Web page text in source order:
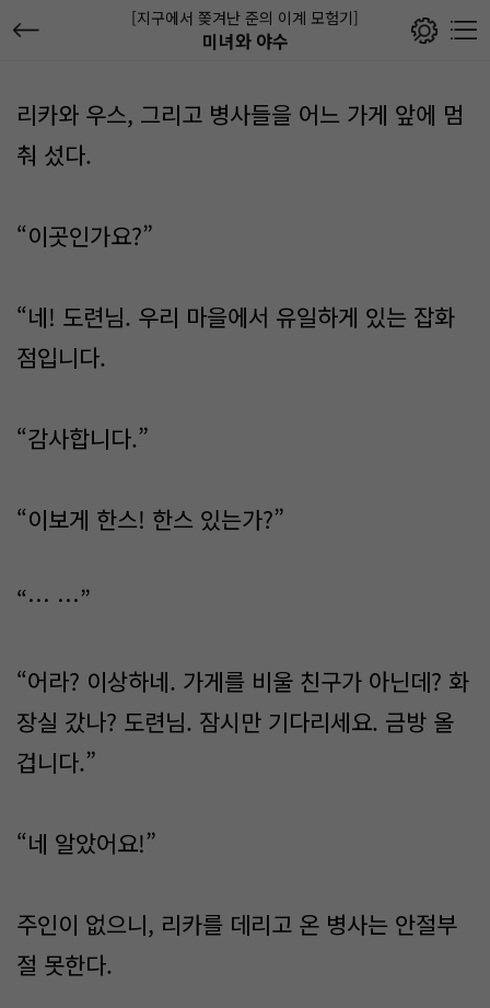
[지구에서 쫒겨난 준의 이계 모험기]
미녀와 야수
리카와 우스, 그리고 병사들을 어느 가게 앞에 멈
춰 섰다.
“이곳인가요?”
“네! 도련님. 우리 마을에서 유일하게 있는 잡화
점입니다.
“감사합니다.”
“이보게 한스! 한스 있는가?”
“… …”
“어라? 이상하네. 가게를 비울 친구가 아닌데? 화
장실 갔나? 도련님. 잠시만 기다리세요. 금방 올
겁니다.”
“네 알았어요!”
주인이 없으니, 리카를 데리고 온 병사는 안절부
절 못한다.